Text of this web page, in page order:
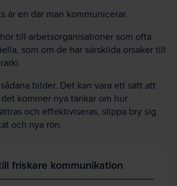
är en där man kommunicerar.
till arbetsorganisationer som ofta
som om de har särskilda orsaker till
bilder. Det kan vara ett sätt att
kommer nya tankar om hur
och effektiviseras, slippa bry sig
och nya rön.
friskare kommunikation